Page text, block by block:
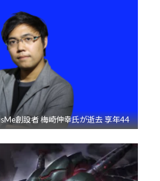
創設者 梅崎伸幸氏が逝去 享年44